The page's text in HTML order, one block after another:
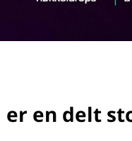
er en delt